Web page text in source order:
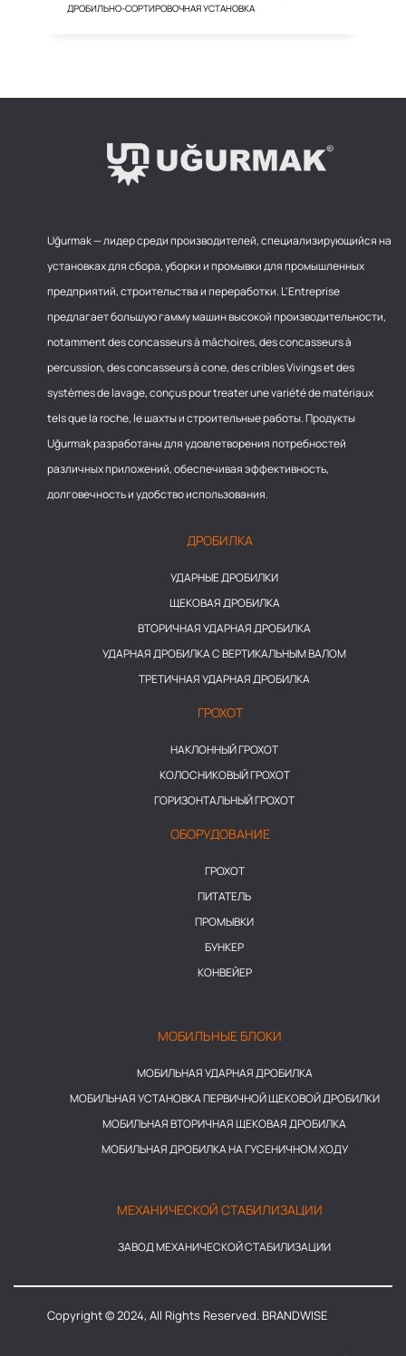
ДРОБИЛЬНО-СОРТИРОВОЧНАЯ УСТАНОВКА
Uğurmak — лидер среди производителей, специализирующийся на
установках для сбора, уборки и промывки для промышленных
предприятий, строительства и переработки. L'Entreprise
предлагает большую гамму машин высокой производительности,
notamment des concasseurs à mâchoires, des concasseurs à
percussion, des concasseurs à cone, des cribles Vivings et des
systèmes de lavage, conçus pour treater une variété de matériaux
tels que la roche, le шахты и строительные работы. Продукты
Uğurmak разработаны для удовлетворения потребностей
различных приложений, обеспечивая эффективность,
долговечность и удобство использования.
ДРОБИЛКА
УДАРНЫЕ ДРОБИЛКИ
ЩЕКОВАЯ ДРОБИЛКА
ВТОРИЧНАЯ УДАРНАЯ ДРОБИЛКА
УДАРНАЯ ДРОБИЛКА С ВЕРТИКАЛЬНЫМ ВАЛОМ
ТРЕТИЧНАЯ УДАРНАЯ ДРОБИЛКА
ГРОХОТ
НАКЛОННЫЙ ГРОХОТ
КОЛОСНИКОВЫЙ ГРОХОТ
ГОРИЗОНТАЛЬНЫЙ ГРОХОТ
ОБОРУДОВАНИЕ
ГРОХОТ
ПИТАТЕЛЬ
ПРОМЫВКИ
БУНКЕР
КОНВЕЙЕР
МОБИЛЬНЫЕ БЛОКИ
МОБИЛЬНАЯ УДАРНАЯ ДРОБИЛКА
МОБИЛЬНАЯ УСТАНОВКА ПЕРВИЧНОЙ ЩЕКОВОЙ ДРОБИЛКИ
МОБИЛЬНАЯ ВТОРИЧНАЯ ЩЕКОВАЯ ДРОБИЛКА
МОБИЛЬНАЯ ДРОБИЛКА НА ГУСЕНИЧНОМ ХОДУ
МЕХАНИЧЕСКОЙ СТАБИЛИЗАЦИИ
ЗАВОД МЕХАНИЧЕСКОЙ СТАБИЛИЗАЦИИ
Copyright © 2024, All Rights Reserved. BRANDWISE